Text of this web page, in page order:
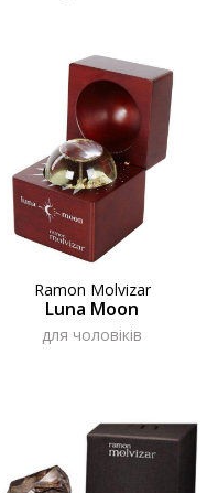
Ramon Molvizar
Luna Moon
для чоловіків